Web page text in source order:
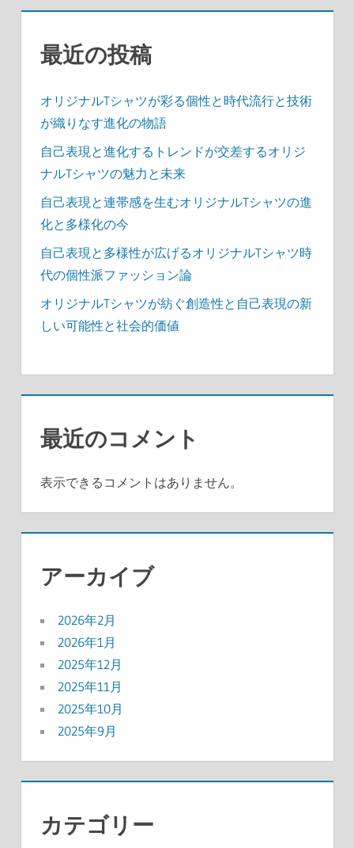
ジ
送最近の投稿
オリジナルTシャツが彩る個性と時代流行と技術
が織りなす進化の物語
自己表現と進化するトレンドが交差するオリジ
ナルTシャツの魅力と未来
自己表現と連帯感を生むオリジナルTシャツの進
化と多様化の今
自己表現と多様性が広げるオリジナルTシャツ時
代の個性派ファッション論
オリジナルTシャツが紡ぐ創造性と自己表現の新
しい可能性と社会的価値
最近のコメント
表示できるコメントはありません。
アーカイブ
2026年2月
2026年1月
2025年12月
2025年11月
2025年10月
2025年9月
カテゴリー